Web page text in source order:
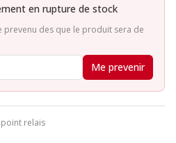
en rupture de stock
prevenu des que le produit sera de
Me prevenir
relais